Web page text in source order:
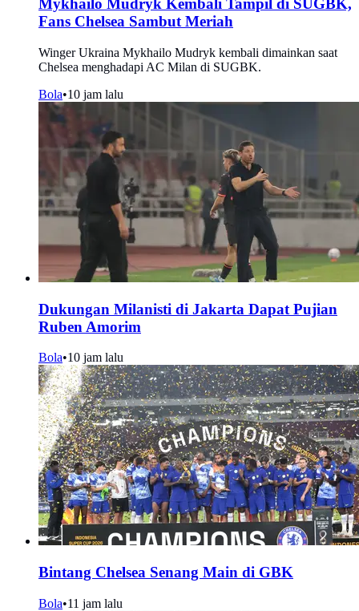
Mykhailo Mudryk Kembali Tampil di SUGBK,
Fans Chelsea Sambut Meriah
Winger Ukraina Mykhailo Mudryk kembali dimainkan saat
Chelsea menghadapi AC Milan di SUGBK.
Bola•10 jam lalu
Dukungan Milanisti di Jakarta Dapat Pujian
Ruben Amorim
Bola•10 jam lalu
Bintang Chelsea Senang Main di GBK
Bola•11 jam lalu